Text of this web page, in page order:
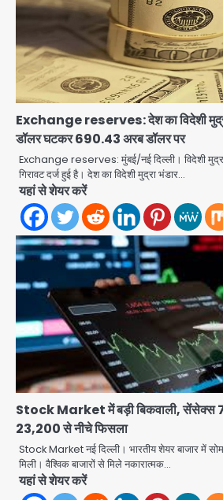
Exchange reserves: देश का विदेशी
डॉलर घटकर 690.43 अरब डॉलर पर
Exchange reserves: मुंबई/नई दिल्ली। विदेशी
गिरावट दर्ज हुई है। देश का विदेशी मुद्रा भंडार…
यहां से शेयर करें
Stock Market में बड़ी बिकवाली, सेंसेक्स
23,200 से नीचे फिसला
Stock Market नई दिल्ली। भारतीय शेयर बाजार में
मिली। वैश्विक बाजारों से मिले नकारात्मक…
यहां से शेयर करें
Road